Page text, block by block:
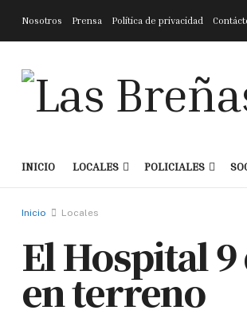
Nosotros Prensa Política de privacidad
INICIO LOCALES POLICIALES
Inicio Locales
El Hospital
en terreno